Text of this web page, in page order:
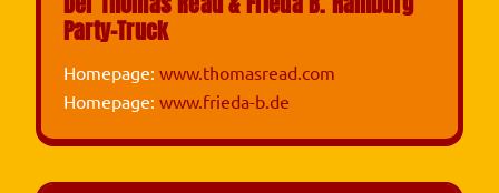
Party-Truck
Homepage: www.thomasread.com
Homepage: www.frieda-b.de